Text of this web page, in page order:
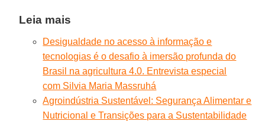
Leia mais
Desigualdade no acesso à informação e
tecnologias é o desafio à imersão profunda do
Brasil na agricultura 4.0. Entrevista especial
com Silvia Maria Massruhá
Agroindústria Sustentável: Segurança Alimentar e
Nutricional e Transições para a Sustentabilidade